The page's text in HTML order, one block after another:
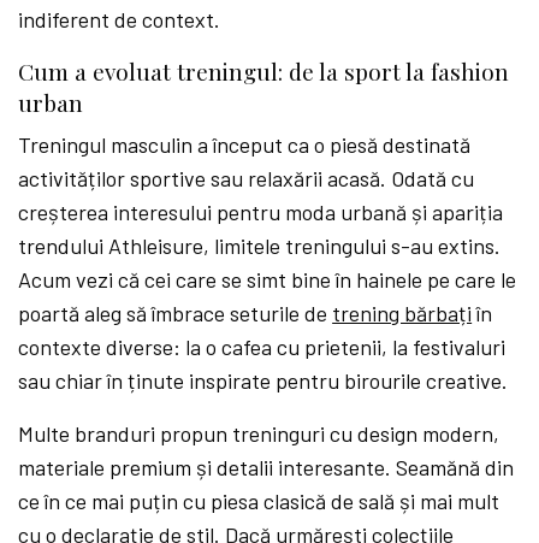
indiferent de context.
Cum a evoluat treningul: de la sport la fashion
urban
Treningul masculin a început ca o piesă destinată
activităților sportive sau relaxării acasă. Odată cu
creșterea interesului pentru moda urbană și apariția
trendului Athleisure, limitele treningului s-au extins.
Acum vezi că cei care se simt bine în hainele pe care le
poartă aleg să îmbrace seturile de trening bărbațiîn
contexte diverse: la o cafea cu prietenii, la festivaluri
sau chiar în ținute inspirate pentru birourile creative.
Multe branduri propun treninguri cu design modern,
materiale premium și detalii interesante. Seamănă din
ce în ce mai puțin cu piesa clasică de sală și mai mult
cu o declarație de stil. Dacă urmărești colecțiile